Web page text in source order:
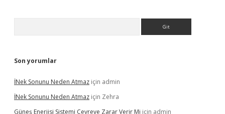
Son yorumlar
İNek Sonunu Neden Atmaz için admin
İNek Sonunu Neden Atmaz için Zehra
Güneş Enerjisi Sistemi Çevreye Zarar Verir Mi için admin